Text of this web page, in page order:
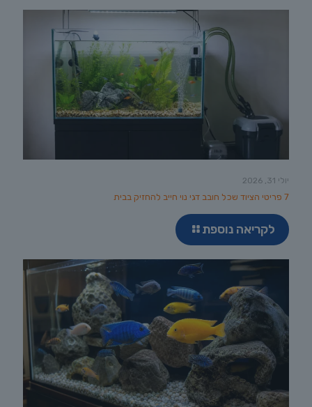
יולי 31, 2026
7 פריטי הציוד שכל חובב דגי נוי חייב להחזיק בבית
לקריאה נוספת